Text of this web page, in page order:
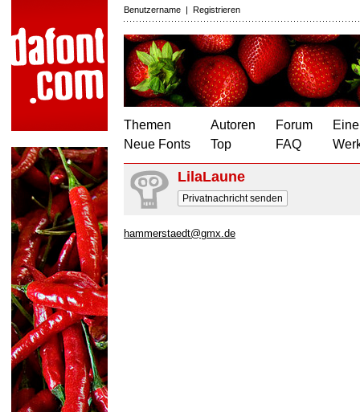
Benutzername | Registrieren
Themen
Neue Fonts
Autoren
Top
Forum
FAQ
LilaLaune
Privatnachricht senden
hammerstaedt@gmx.de